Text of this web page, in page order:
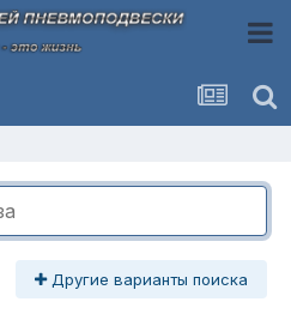
Другие варианты поиска